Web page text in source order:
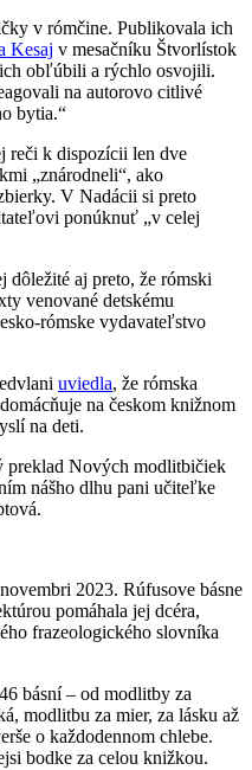
v rómčine. Publikovala ich
Kesaj v mesačníku Štvorlístok
obľúbili a rýchlo osvojili.
na autorovo citlivé
bytia.“
reči k dispozícii len dve
„znárodneli“, ako
V Nadácii si preto
ponúknuť „v celej
dôležité aj preto, že rómski
venované detskému
rómske vydavateľstvo
uviedla, že rómska
na českom knižnom
na deti.
preklad Nových modlitbičiek
nášho dlhu pani učiteľke
2023. Rúfusove básne
pomáhala jej dcéra,
frazeologického slovníka
básní – od modlitby za
modlitbu za mier, za lásku až
o každodennom chlebe.
bodke za celou knižkou.